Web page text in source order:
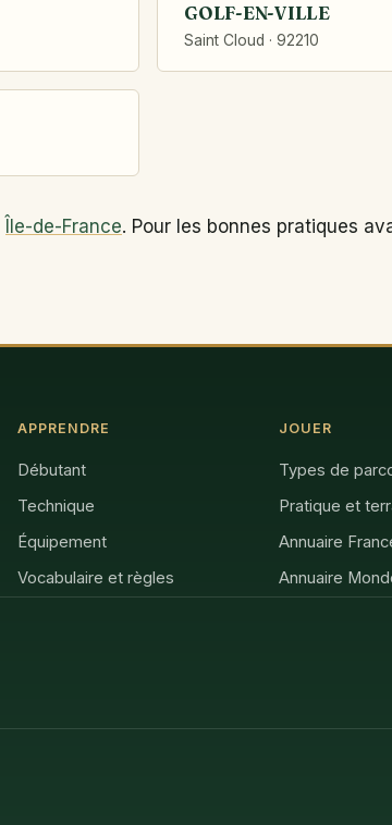
GOLF-EN-VILLE
Saint Cloud · 92210
Île-de-France. Pour les bonnes pratiques
APPRENDRE
Débutant
Technique
Équipement
Vocabulaire et règles
JOUER
Types de
Pratique et
Annuaire
Annuaire